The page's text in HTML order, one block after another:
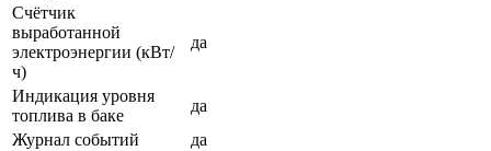
Счётчик
выработанной
электроэнергии (кВт/
ч)
да
Индикация уровня
топлива в баке
да
Журнал событий
да